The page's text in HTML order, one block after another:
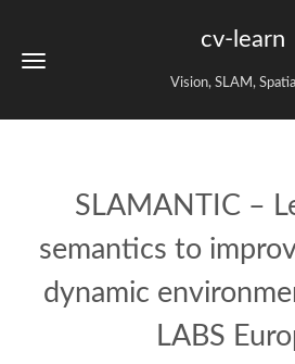
cv-learn
Vision, SLAM,
SLAMANTIC –
semantics to
dynamic
LABS